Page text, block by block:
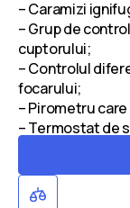
– Caramizi
– Grup de
cuptorului;
– Controlul
focarului;
– Pirometru
– Termostat de